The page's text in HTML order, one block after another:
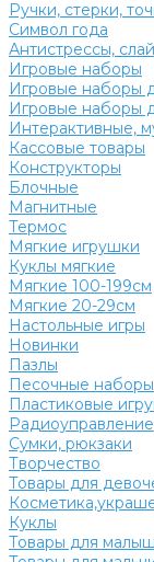
Ручки, стерки,
Символ года
Антистрессы,
Игровые наборы
Игровые наборы
Игровые наборы
Интерактивные,
Кассовые товары
Конструкторы
Блочные
Магнитные
Термос
Мягкие игрушки
Куклы мягкие
Мягкие 100-199см
Мягкие 20-29см
Настольные игры
Новинки
Пазлы
Песочные наборы
Пластиковые
Радиоуправление
Сумки, рюкзаки
Творчество
Товары для
Куклы
Товары для